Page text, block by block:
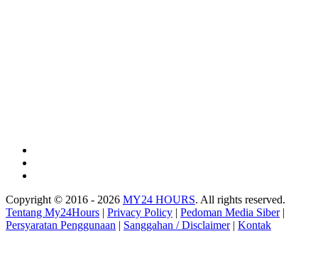
Copyright © 2016 - 2026 MY24 HOURS. All rights reserved.
Tentang My24Hours | Privacy Policy | Pedoman Media Siber|
Persyaratan Penggunaan | Sanggahan / Disclaimer| Kontak